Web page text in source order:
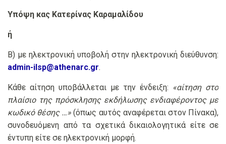
Υπόψη κας Κατερίνας Καραμαλίδου
ή
Β) με ηλεκτρονική υποβολή στην ηλεκτρονική διεύθυνση:
admin-ilsp@athenarc.gr.
Κάθε αίτηση υποβάλλεται με την ένδειξη: «αίτηση στο
πλαίσιο της πρόσκλησης εκδήλωσης ενδιαφέροντος με
κωδικό θέσης …» (όπως αυτός αναφέρεται στον Πίνακα),
συνοδευόμενη από τα σχετικά δικαιολογητικά είτε σε
έντυπη είτε σε ηλεκτρονική μορφή.